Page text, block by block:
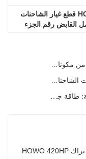
صناعة الشاحنات الصينية الثقيلة: طاقة جديدة وصادرات كمحركات توأم ، مع قيام الشركات المحلية بتسريع ارتفاعها